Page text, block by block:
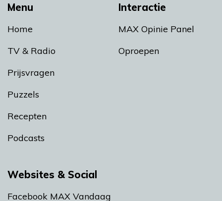
Menu
Home
TV & Radio
Prijsvragen
Puzzels
Recepten
Podcasts
Interactie
MAX Opinie Panel
Oproepen
Websites & Social
Facebook MAX Vandaag